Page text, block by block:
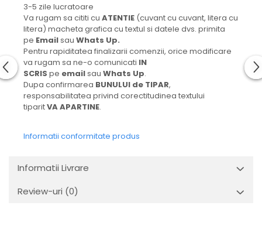
3-5 zile lucratoare
Va rugam sa cititi cu ATENTIE (cuvant cu cuvant, litera cu
litera) macheta grafica cu textul si datele dvs. primita
pe Emailsau Whats Up.
Pentru rapiditatea finalizarii comenzii, orice modificare
va rugam sa ne-o comunicati IN
SCRIS pe emailsau Whats Up.
Dupa confirmarea BUNULUI de TIPAR,
responsabilitatea privind corectitudinea textului
tiparitVA APARTINE.
Informatii conformitate produs
Informatii Livrare
Review-uri (0)